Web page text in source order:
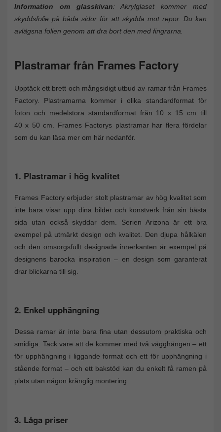
Information om glasskivan: Akrylglaset kommer med
skyddsfolie på båda sidor för att skydda mot repor. Du kan
avlägsna folien genom att dra bort den med fingrarna.
Plastramar från Frames Factory
Upptäck ett brett och mångsidigt utbud av ramar från Frames
Factory. Plastramarna kommer i olika standardformat för
foton och medelstora standardformat från 10 x 15 cm till
40 x 50 cm. Frames Factorys plastramar har flera fördelar
som du kan läsa mer om här nedanför.
1. Plastramar i hög kvalitet
Frames Factory erbjuder stolt plastramar av hög kvalitet som
inte bara visar upp dina bilder och konstverk från sin bästa
sida utan också skyddar dem. Serien Arizona är ett bra
exempel på utmärkt design och kvalitet. Den djupa hålkälen
och den omsorgsfullt designade innerkanten är exempel på
designens barocka inspiration – en design som garanterat
drar blickarna till sig.
2. Enkel upphängning
Dessa ramar är inte bara fina utan dessutom praktiska och
smidiga. Tack vare att de kommer med två vägghängen – ett
för upphängning i liggande format och ett för upphängning i
stående format – och ett bakstöd kan du enkelt få ramen på
plats utan någon krånglig montering.
3. Låga priser